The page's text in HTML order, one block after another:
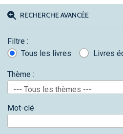
RECHERCHE AVANCÉE
Filtre :
Tous les livres
Livres
Thème :
--- Tous les thèmes ---
Mot-clé